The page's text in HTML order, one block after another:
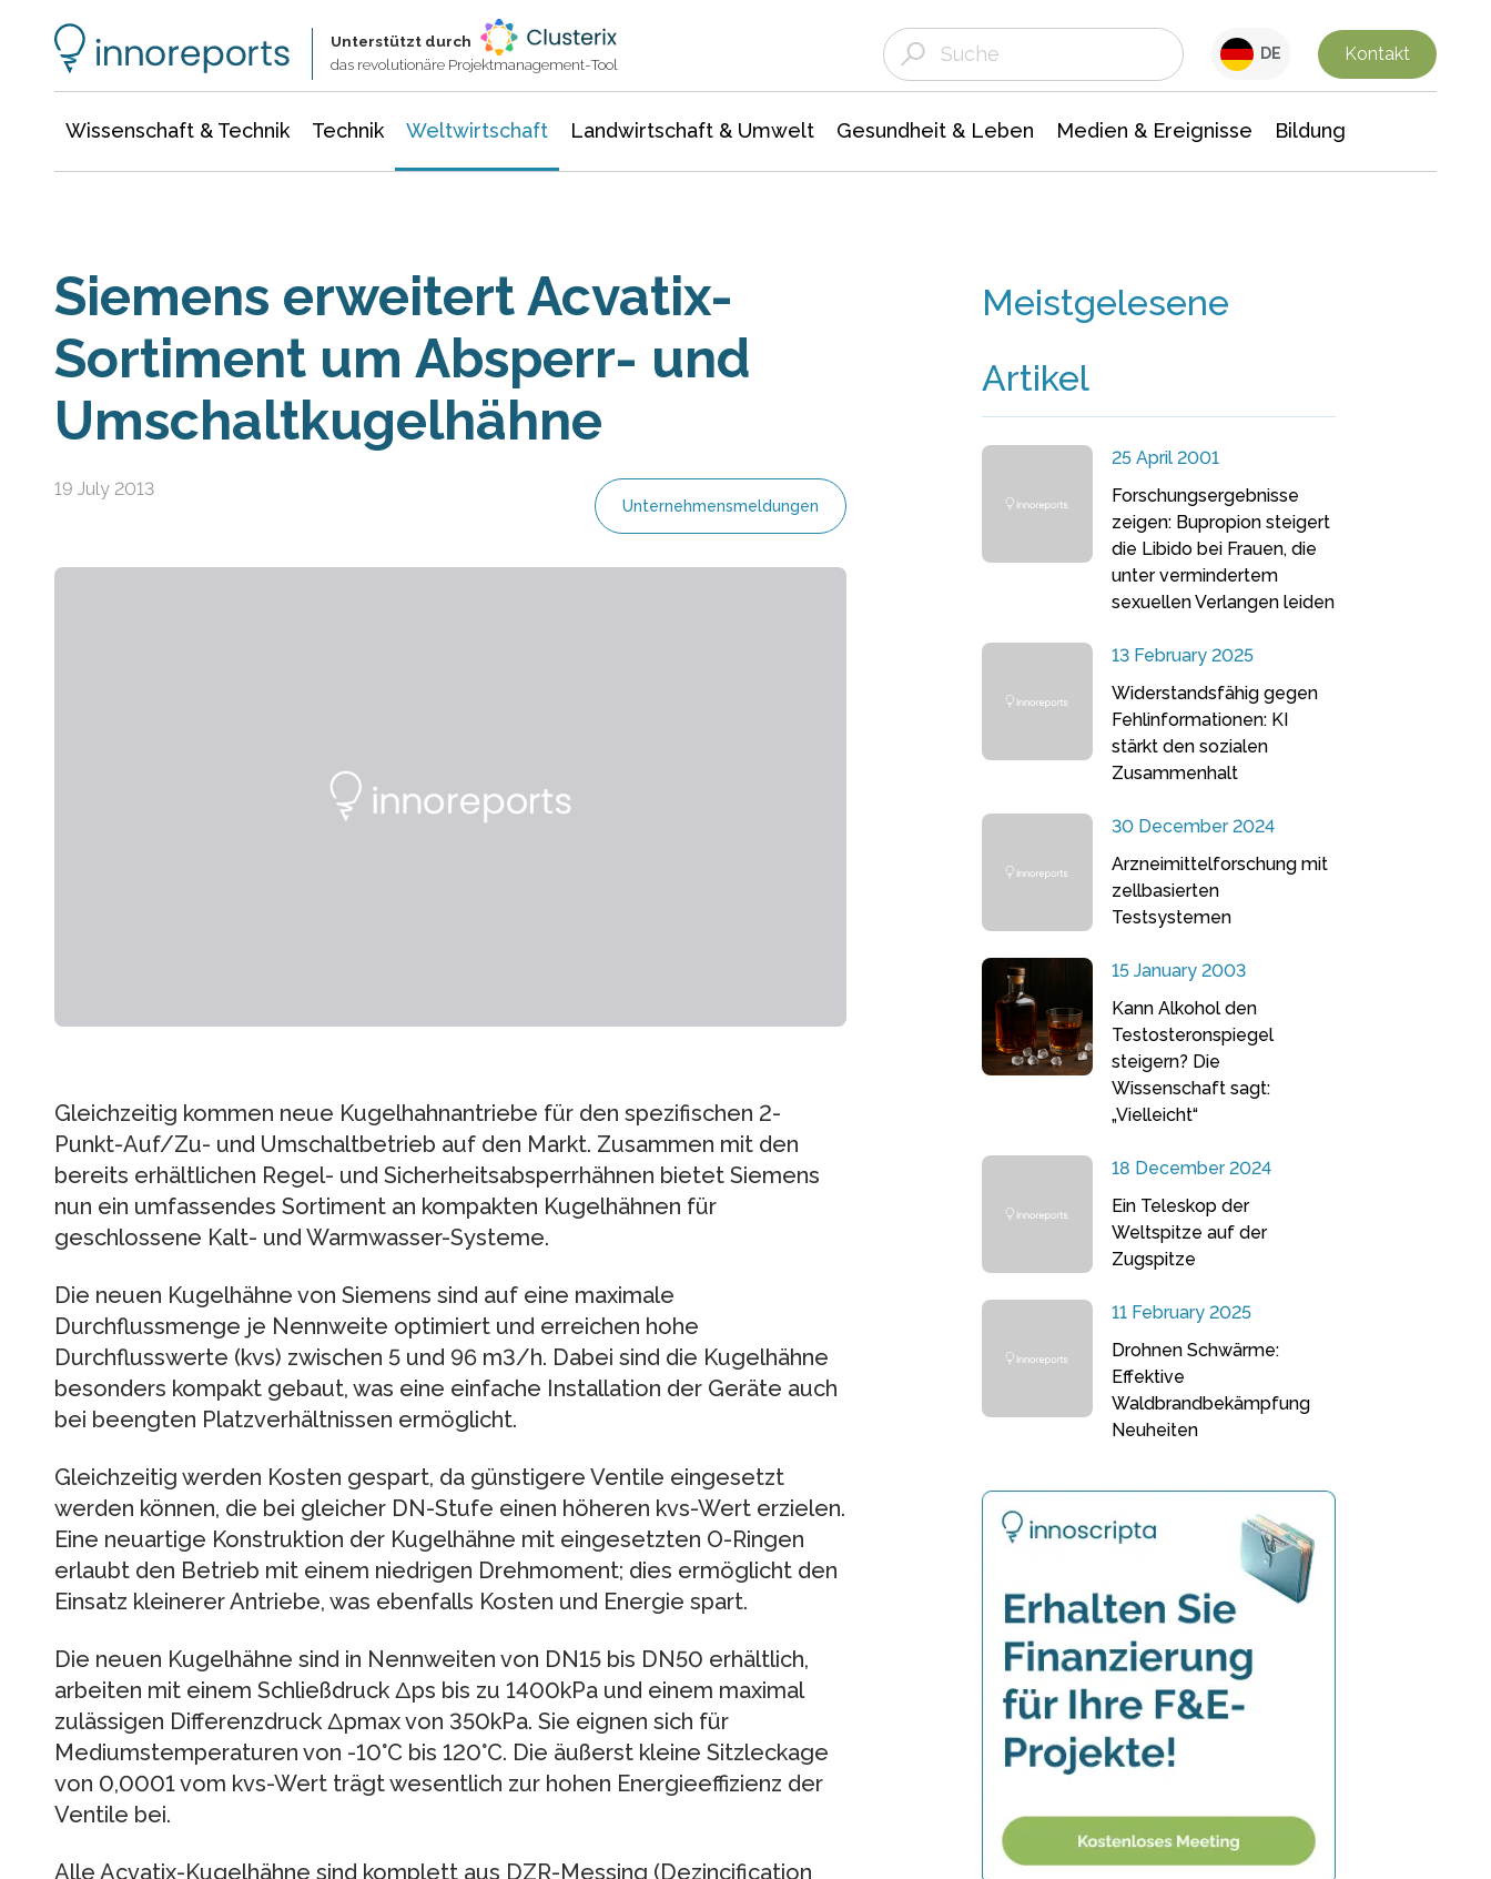
Unterstützt durch
das revolutionäre Projektmanagement-Tool
DE Kontakt
Wissenschaft & Technik Technik Weltwirtschaft Landwirtschaft & Umwelt Gesundheit & Leben Medien & Ereignisse Bildung
Siemens erweitert Acvatix-
Sortiment um Absperr- und
Umschaltkugelhähne
19 July 2013
Unternehmensmeldungen
Gleichzeitig kommen neue Kugelhahnantriebe für den spezifischen 2-
Punkt-Auf/Zu- und Umschaltbetrieb auf den Markt. Zusammen mit den
bereits erhältlichen Regel- und Sicherheitsabsperrhähnen bietet Siemens
nun ein umfassendes Sortiment an kompakten Kugelhähnen für
geschlossene Kalt- und Warmwasser-Systeme.
Die neuen Kugelhähne von Siemens sind auf eine maximale
Durchflussmenge je Nennweite optimiert und erreichen hohe
Durchflusswerte (kvs) zwischen 5 und 96 m3/h. Dabei sind die Kugelhähne
besonders kompakt gebaut, was eine einfache Installation der Geräte auch
bei beengten Platzverhältnissen ermöglicht.
Gleichzeitig werden Kosten gespart, da günstigere Ventile eingesetzt
werden können, die bei gleicher DN-Stufe einen höheren kvs-Wert erzielen.
Eine neuartige Konstruktion der Kugelhähne mit eingesetzten O-Ringen
erlaubt den Betrieb mit einem niedrigen Drehmoment; dies ermöglicht den
Einsatz kleinerer Antriebe, was ebenfalls Kosten und Energie spart.
Die neuen Kugelhähne sind in Nennweiten von DN15 bis DN50 erhältlich,
arbeiten mit einem Schließdruck Δps bis zu 1400kPa und einem maximal
zulässigen Differenzdruck Δpmax von 350kPa. Sie eignen sich für
Mediumstemperaturen von -10°C bis 120°C. Die äußerst kleine Sitzleckage
von 0,0001 vom kvs-Wert trägt wesentlich zur hohen Energieeffizienz der
Ventile bei.
Alle Acvatix-Kugelhähne sind komplett aus DZR-Messing (Dezincification
Meistgelesene
Artikel
25 April 2001
Forschungsergebnisse
zeigen: Bupropion steigert
die Libido bei Frauen, die
unter vermindertem
sexuellen Verlangen leiden
13 February 2025
Widerstandsfähig gegen
Fehlinformationen: KI
stärkt den sozialen
Zusammenhalt
30 December 2024
Arzneimittelforschung mit
zellbasierten
Testsystemen
15 January 2003
Kann Alkohol den
Testosteronspiegel
steigern? Die
Wissenschaft sagt:
„Vielleicht“
18 December 2024
Ein Teleskop der
Weltspitze auf der
Zugspitze
11 February 2025
Drohnen Schwärme:
Effektive
Waldbrandbekämpfung
Neuheiten